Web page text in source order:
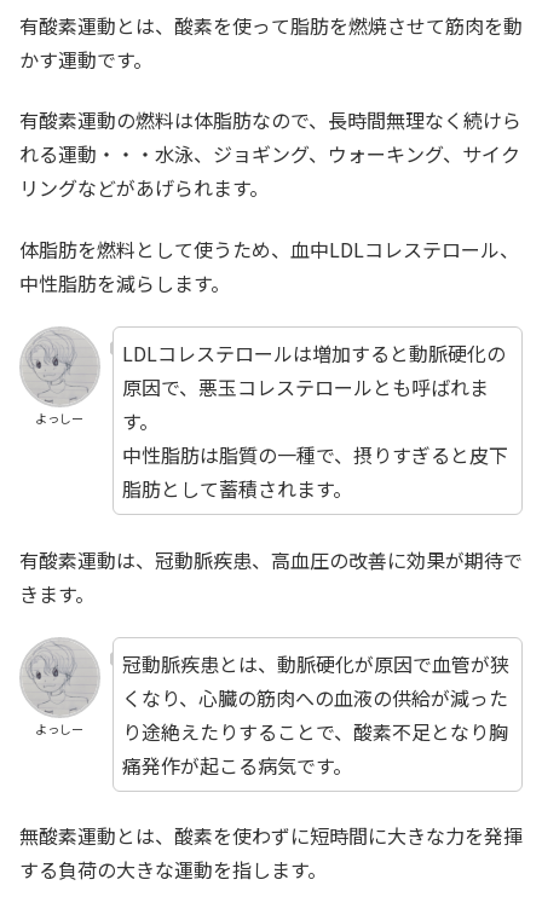
有酸素運動とは、酸素を使って脂肪を燃焼させて筋肉を動
かす運動です。
有酸素運動の燃料は体脂肪なので、長時間無理なく続けら
れる運動・・・水泳、ジョギング、ウォーキング、サイク
リングなどがあげられます。
体脂肪を燃料として使うため、血中LDLコレステロール、
中性脂肪を減らします。
よっしー
LDLコレステロールは増加すると動脈硬化の
原因で、悪玉コレステロールとも呼ばれま
す。
中性脂肪は脂質の一種で、摂りすぎると皮下
脂肪として蓄積されます。
有酸素運動は、冠動脈疾患、高血圧の改善に効果が期待で
きます。
よっしー
冠動脈疾患とは、動脈硬化が原因で血管が狭
くなり、心臓の筋肉への血液の供給が減った
り途絶えたりすることで、酸素不足となり胸
痛発作が起こる病気です。
無酸素運動とは、酸素を使わずに短時間に大きな力を発揮
する負荷の大きな運動を指します。